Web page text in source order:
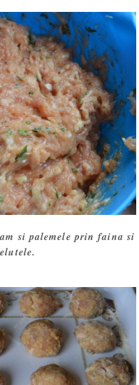
si palemele prin faina si